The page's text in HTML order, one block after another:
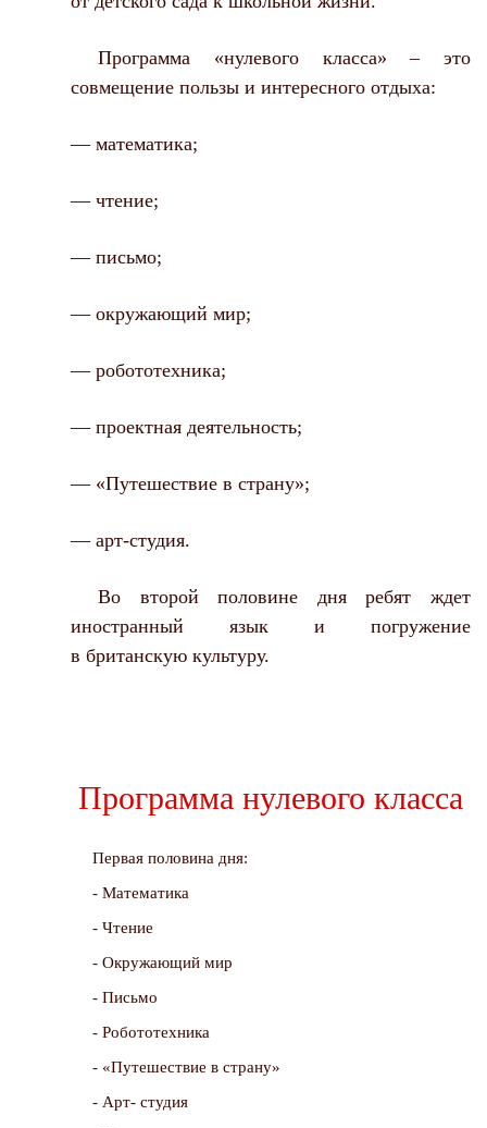
Программа «нулевого класса» – это
совмещение пользы и интересного отдыха:
— математика;
— чтение;
— письмо;
— окружающий мир;
— робототехника;
— проектная деятельность;
— «Путешествие в страну»;
— арт-студия.
Во второй половине дня ребят ждет
иностранный язык и погружение
в британскую культуру.
Программа нулевого класса
Первая половина дня:
- Математика
- Чтение
- Окружающий мир
- Письмо
- Робототехника
- «Путешествие в страну»
- Арт- студия